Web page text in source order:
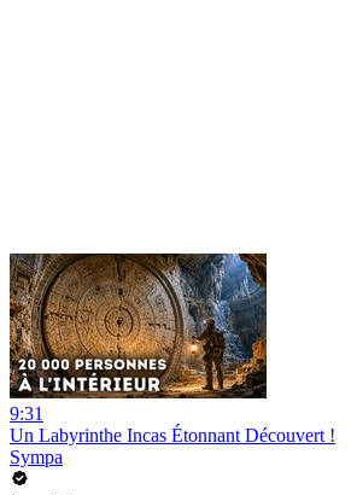
9:31
Un Labyrinthe Incas Étonnant Découvert !
Sympa